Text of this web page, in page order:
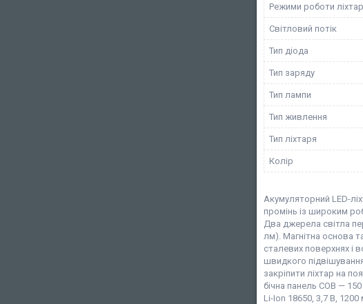
Режими роботи
Світловий потік
Тип діода
Тип заряду
Тип лампи
Тип живлення
Тип ліхтаря
Колір
Акумуляторний LED-
промінь із широким
Два джерела світла
лм). Магнітна основа
сталевих поверхнях і
швидкого
закріпити ліхтар на
бічна панель COB —
Li-Ion 18650, 3,7 В,